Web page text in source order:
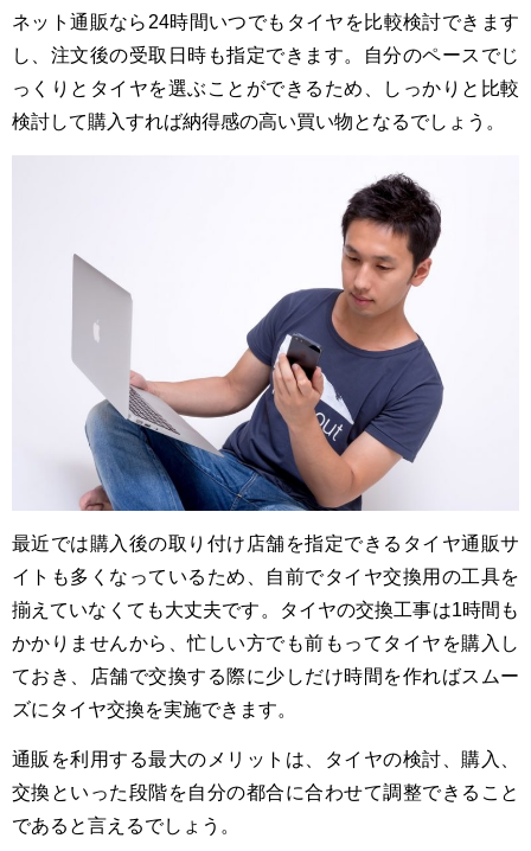
ネット通販なら24時間いつでもタイヤを比較検討できます
し、注文後の受取日時も指定できます。自分のペースでじ
っくりとタイヤを選ぶことができるため、しっかりと比較
検討して購入すれば納得感の高い買い物となるでしょう。
最近では購入後の取り付け店舗を指定できるタイヤ通販サ
イトも多くなっているため、自前でタイヤ交換用の工具を
揃えていなくても大丈夫です。タイヤの交換工事は1時間も
かかりませんから、忙しい方でも前もってタイヤを購入し
ておき、店舗で交換する際に少しだけ時間を作ればスムー
ズにタイヤ交換を実施できます。
通販を利用する最大のメリットは、タイヤの検討、購入、
交換といった段階を自分の都合に合わせて調整できること
であると言えるでしょう。